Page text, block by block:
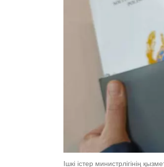
Ішкі істер министрлігінің